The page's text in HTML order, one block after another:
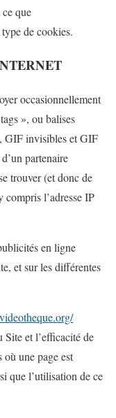
que
de cookies.
occasionnellement
», ou balises
GIF invisibles et GIF
partenaire
trouver (et donc de
compris l’adresse IP
en ligne
et sur les différentes
Site et l’efficacité de
où une page est
que l’utilisation de ce